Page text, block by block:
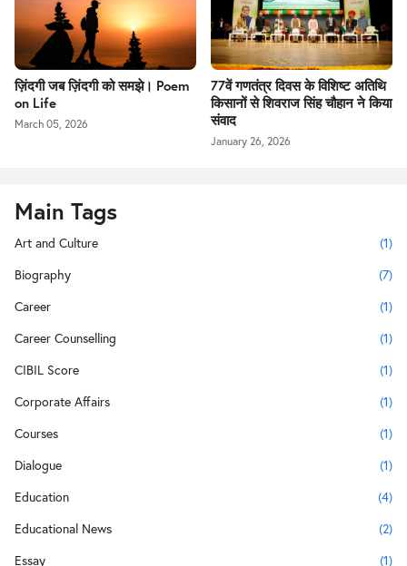
ज़िंदगी जब ज़िंदगी को समझे। Poem
on Life
March 05, 2026
77वें गणतंत्र दिवस के विशिष्ट अतिथि
किसानों से शिवराज सिंह चौहान ने किया
संवाद
January 26, 2026
Main Tags
Art and Culture
(1)
Biography
(7)
Career
(1)
Career Counselling
(1)
CIBIL Score
(1)
Corporate Affairs
(1)
Courses
(1)
Dialogue
(1)
Education
(4)
Educational News
(2)
Essay
(1)